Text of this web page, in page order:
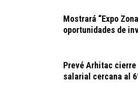
Mostrará “Expo
oportunidades de
Prevé Arhitac
salarial cercana al